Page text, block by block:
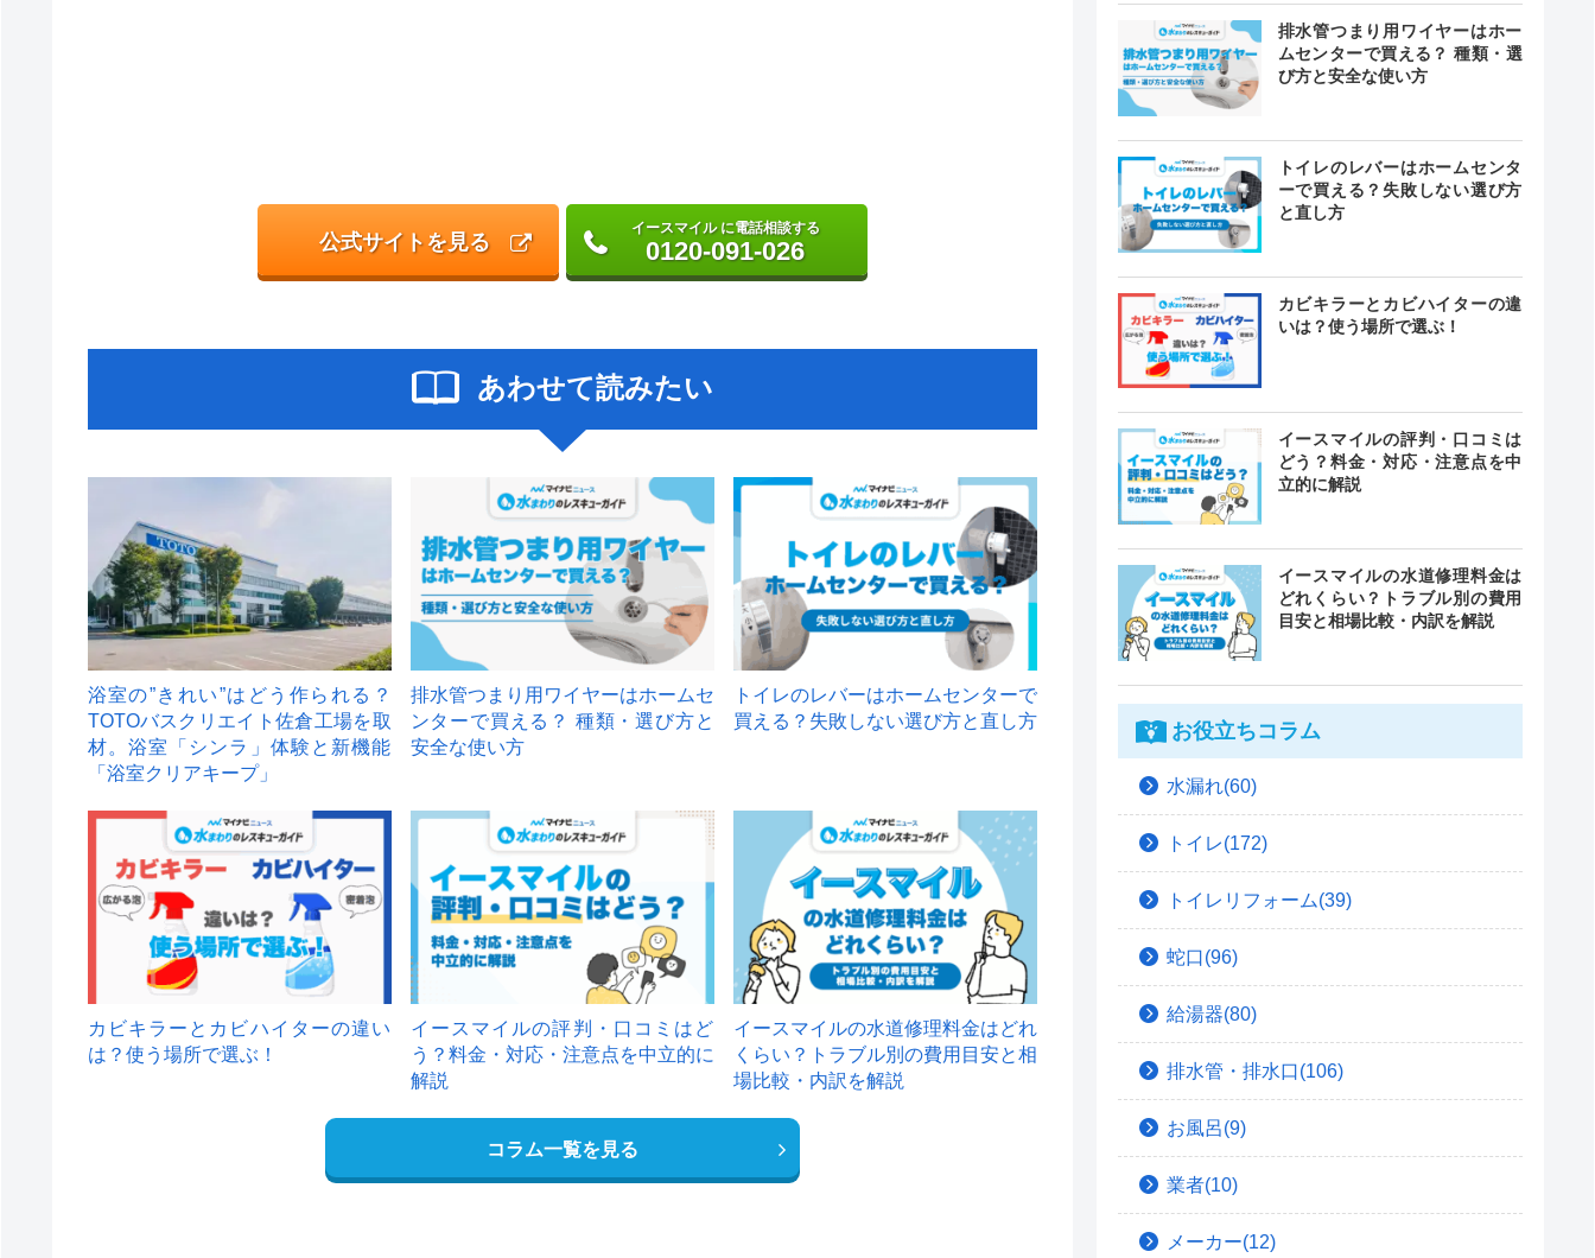
公式サイトを見る
イースマイル に電話相談する
0120-091-026
あわせて読みたい
浴室の”きれい”はどう作られる？
TOTOバスクリエイト佐倉工場を取
材。浴室「シンラ」体験と新機能
「浴室クリアキープ」
排水管つまり用ワイヤーはホームセ
ンターで買える？ 種類・選び方と
安全な使い方
トイレのレバーはホームセンターで
買える？失敗しない選び方と直し方
カビキラーとカビハイターの違い
は？使う場所で選ぶ！
イースマイルの評判・口コミはど
う？料金・対応・注意点を中立的に
解説
イースマイルの水道修理料金はどれ
くらい？トラブル別の費用目安と相
場比較・内訳を解説
コラム一覧を見る
排水管つまり用ワイヤーはホー
ムセンターで買える？ 種類・選
び方と安全な使い方
トイレのレバーはホームセンタ
ーで買える？失敗しない選び方
と直し方
カビキラーとカビハイターの違
いは？使う場所で選ぶ！
イースマイルの評判・口コミは
どう？料金・対応・注意点を中
立的に解説
イースマイルの水道修理料金は
どれくらい？トラブル別の費用
目安と相場比較・内訳を解説
お役立ちコラム
水漏れ(60)
トイレ(172)
トイレリフォーム(39)
蛇口(96)
給湯器(80)
排水管・排水口(106)
お風呂(9)
業者(10)
メーカー(12)